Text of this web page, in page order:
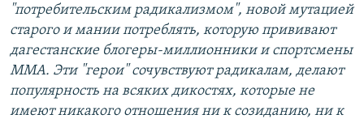
"потребительским радикализмом", новой мутацией
старого и мании потреблять, которую прививают
дагестанские блогеры-миллионники и спортсмены
ММА. Эти "герои" сочувствуют радикалам, делают
популярность на всяких дикостях, которые не
имеют никакого отношения ни к созиданию, ни к